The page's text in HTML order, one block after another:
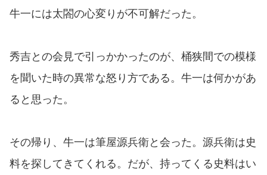
牛一には太閤の心変りが不可解だった。
秀吉との会見で引っかかったのが、桶狭間での模様
を聞いた時の異常な怒り方である。牛一は何かがあ
ると思った。
その帰り、牛一は筆屋源兵衛と会った。源兵衛は史
料を探してきてくれる。だが、持ってくる史料はい